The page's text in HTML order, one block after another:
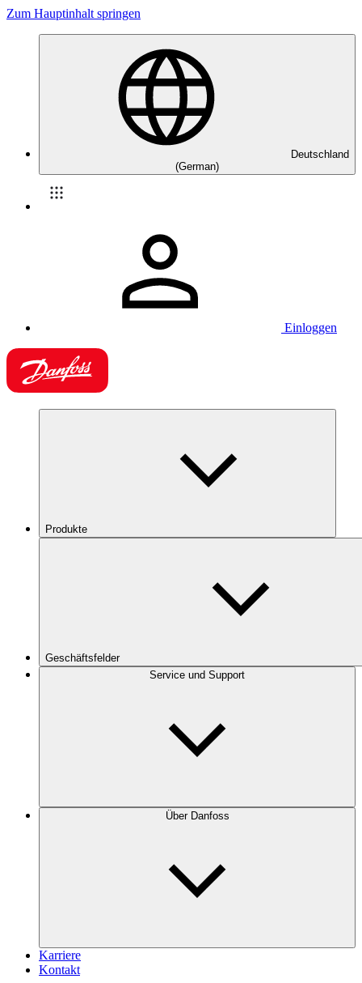
Zum Hauptinhalt springen
Deutschland
(German)
Einloggen
Produkte
Geschäftsfelder
Service und Support
Über Danfoss
Karriere
Kontakt